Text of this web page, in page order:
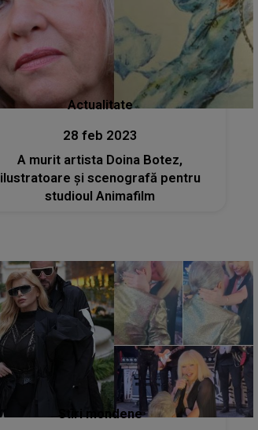
Actualitate
28 feb 2023
A murit artista Doina Botez,
ilustratoare şi scenografă pentru
studioul Animafilm
Stiri mondene